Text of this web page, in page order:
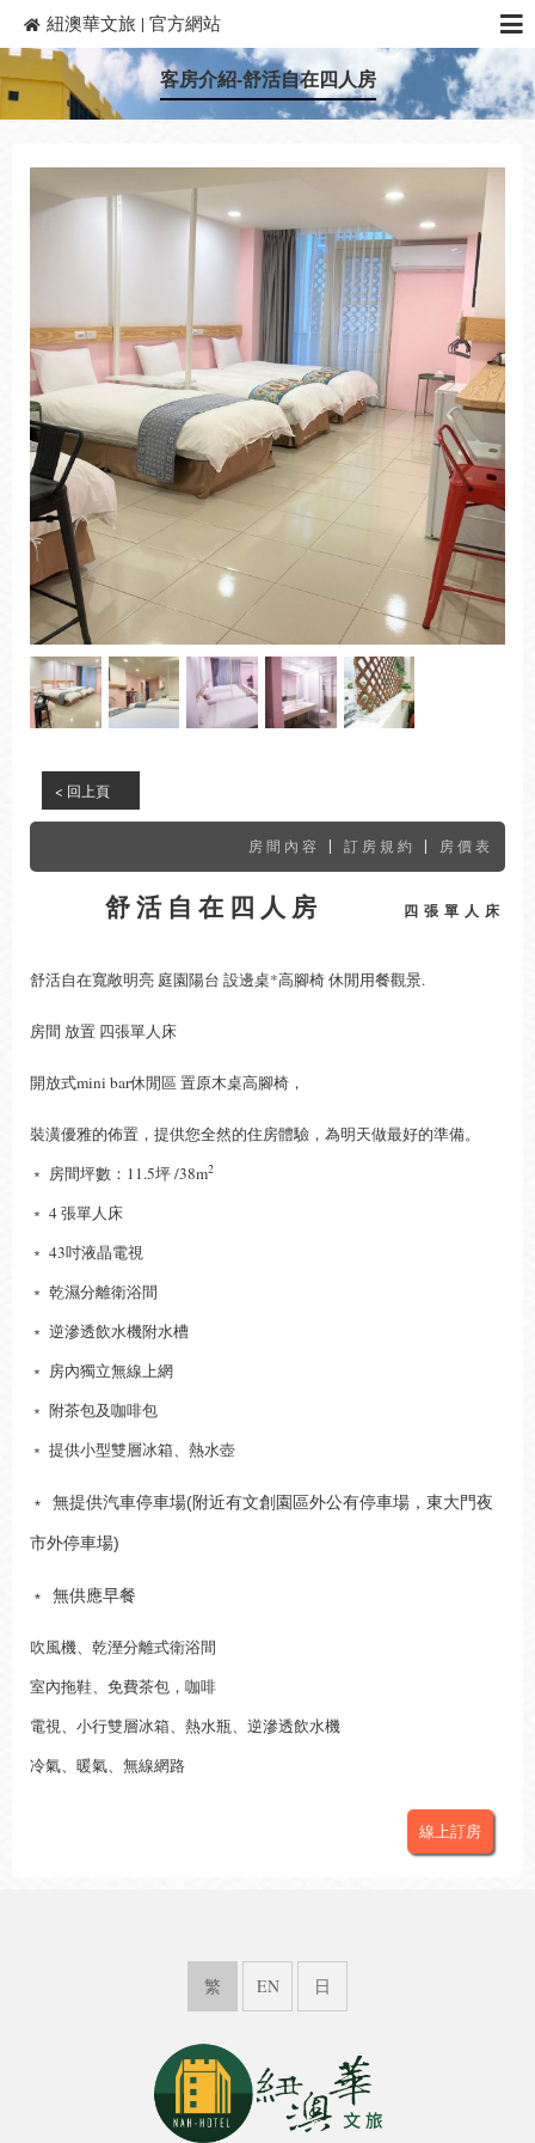
客房介紹-舒活自在四人房
< 回上頁
房間內容 | 訂房規約 | 房價表
舒活自在四人房 四張單人床
舒活自在寬敞明亮 庭園陽台 設邊桌*高腳椅 休閒用餐觀景.
房間 放置 四張單人床
開放式mini bar休閒區 置原木桌高腳椅，
裝潢優雅的佈置，提供您全然的住房體驗，為明天做最好的準備。
﹡ 房間坪數：11.5坪 /38m2
﹡ 4 張單人床
﹡ 43吋液晶電視
﹡ 乾濕分離衛浴間
﹡ 逆滲透飲水機附水槽
﹡ 房內獨立無線上網
﹡ 附茶包及咖啡包
﹡ 提供小型雙層冰箱、熱水壺
﹡ 無提供汽車停車場(附近有文創園區外公有停車場，東大門夜
市外停車場)
﹡ 無供應早餐
吹風機、乾溼分離式衛浴間
室內拖鞋、免費茶包，咖啡
電視、小行雙層冰箱、熱水瓶、逆滲透飲水機
冷氣、暖氣、無線網路
線上訂房
繁 EN 日
紐澳華文旅 | 官方網站
首頁
關於我們
客房介紹
旅宿設施
最新消息
鄰近景點
連絡我們
相關連結
線上訂房
CLOSE